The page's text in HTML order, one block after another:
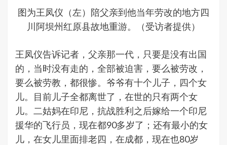
图为王凤仪（左）陪父亲到他当年劳改的地方四
川阿坝州红原县故地重游。（受访者提供）
王凤仪告诉记者，父亲那一代，只要是没有出国
的，当时没有走的，全部被迫害，要么被劳改，
要么被劳教，都很惨。爷爷有十个儿子，四个女
儿。目前儿子全都离世了，在世的只有两个女
儿。二姑妈在印尼，抗战胜利之后嫁给一个印尼
援华的飞行员，现在都90多岁了；还有最小的女
儿，在女儿里面排老四，在成都，现在也80岁